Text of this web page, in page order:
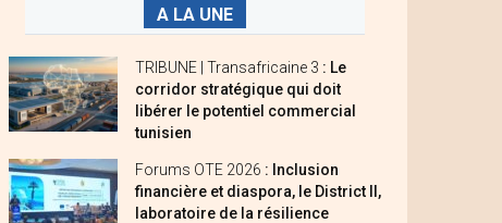
A LA UNE
TRIBUNE | Transafricaine 3 : Le
corridor stratégique qui doit
libérer le potentiel commercial
tunisien
Forums OTE 2026 : Inclusion
financière et diaspora, le District II,
laboratoire de la résilience